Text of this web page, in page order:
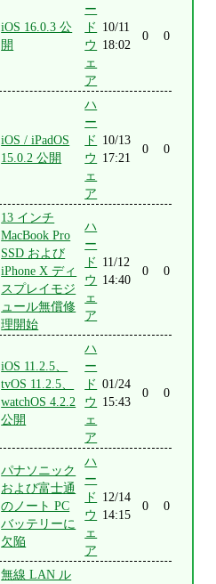
iOS 16.0.3 公
開
ー
ド
ウ
ェ
ア
10/11
18:02
0 0
iOS / iPadOS
15.0.2 公開
ハ
ー
ド
ウ
ェ
ア
10/13
17:21
0 0
13 インチ
MacBook Pro
SSD および
iPhone X ディ
スプレイモジ
ュール無償修
理開始
ハ
ー
ド
ウ
ェ
ア
11/12
14:40
0 0
iOS 11.2.5、
tvOS 11.2.5、
watchOS 4.2.2
公開
ハ
ー
ド
ウ
ェ
ア
01/24
15:43
0 0
パナソニック
および富士通
のノート PC
バッテリーに
欠陥
ハ
ー
ド
ウ
ェ
ア
12/14
14:15
0 0
無線 LAN ル